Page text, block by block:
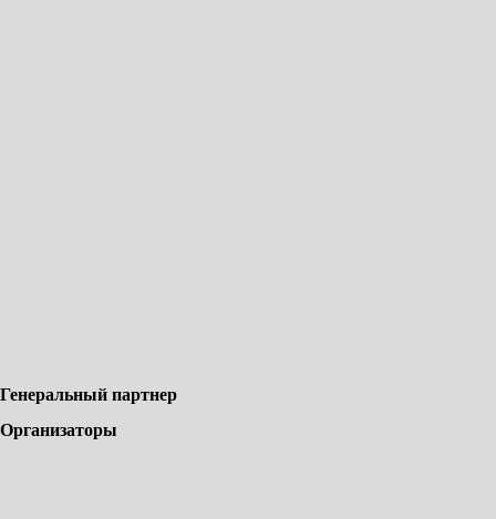
Генеральный партнер
Организаторы